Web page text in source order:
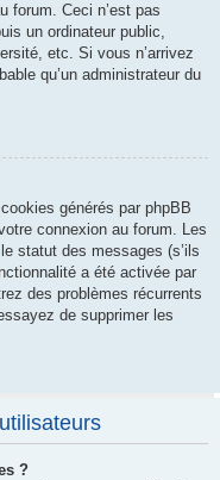
forum. Ceci n’est pas
un ordinateur public,
etc. Si vous n’arrivez
qu’un administrateur du
générés par phpBB
connexion au forum. Les
statut des messages (s’ils
a été activée par
des problèmes récurrents
de supprimer les
?